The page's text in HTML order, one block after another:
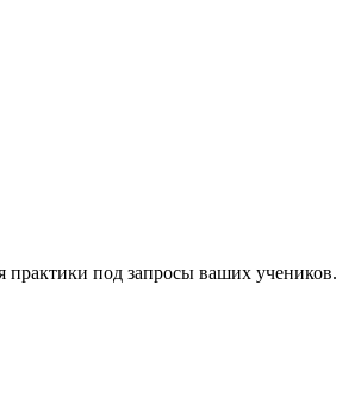
практики под запросы ваших учеников.